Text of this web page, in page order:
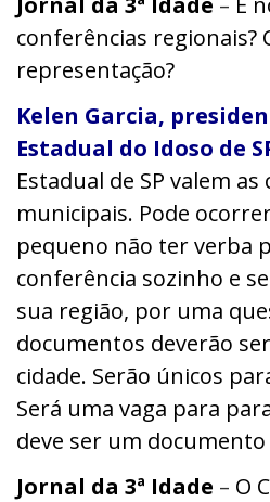
conferências regionais?
representação?
Kelen Garcia,
Estadual do Idoso de
Estadual de SP valem
municipais. Pode
pequeno não ter verba
conferência sozinho e
sua região, por uma
documentos deverão
cidade. Serão únicos
Será uma vaga para
deve ser um
Jornal da 3ª Idade – O